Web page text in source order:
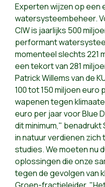
Experten wijzen op een
watersysteembeheer.
CIW is jaarlijks 500
performant
momenteel slechts 221
een tekort van 281
Patrick Willems van de
100 tot 150 miljoen euro
wapenen tegen
euro per jaar voor Blue
dit minimum,"
in natuur verdienen zich
studies. We moeten nu
oplossingen die onze
tegen de gevolgen van
Groen-fractieleider.